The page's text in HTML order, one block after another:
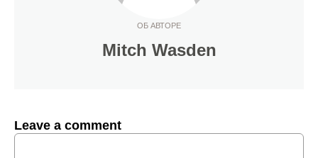
ОБ АВТОРЕ
Mitch Wasden